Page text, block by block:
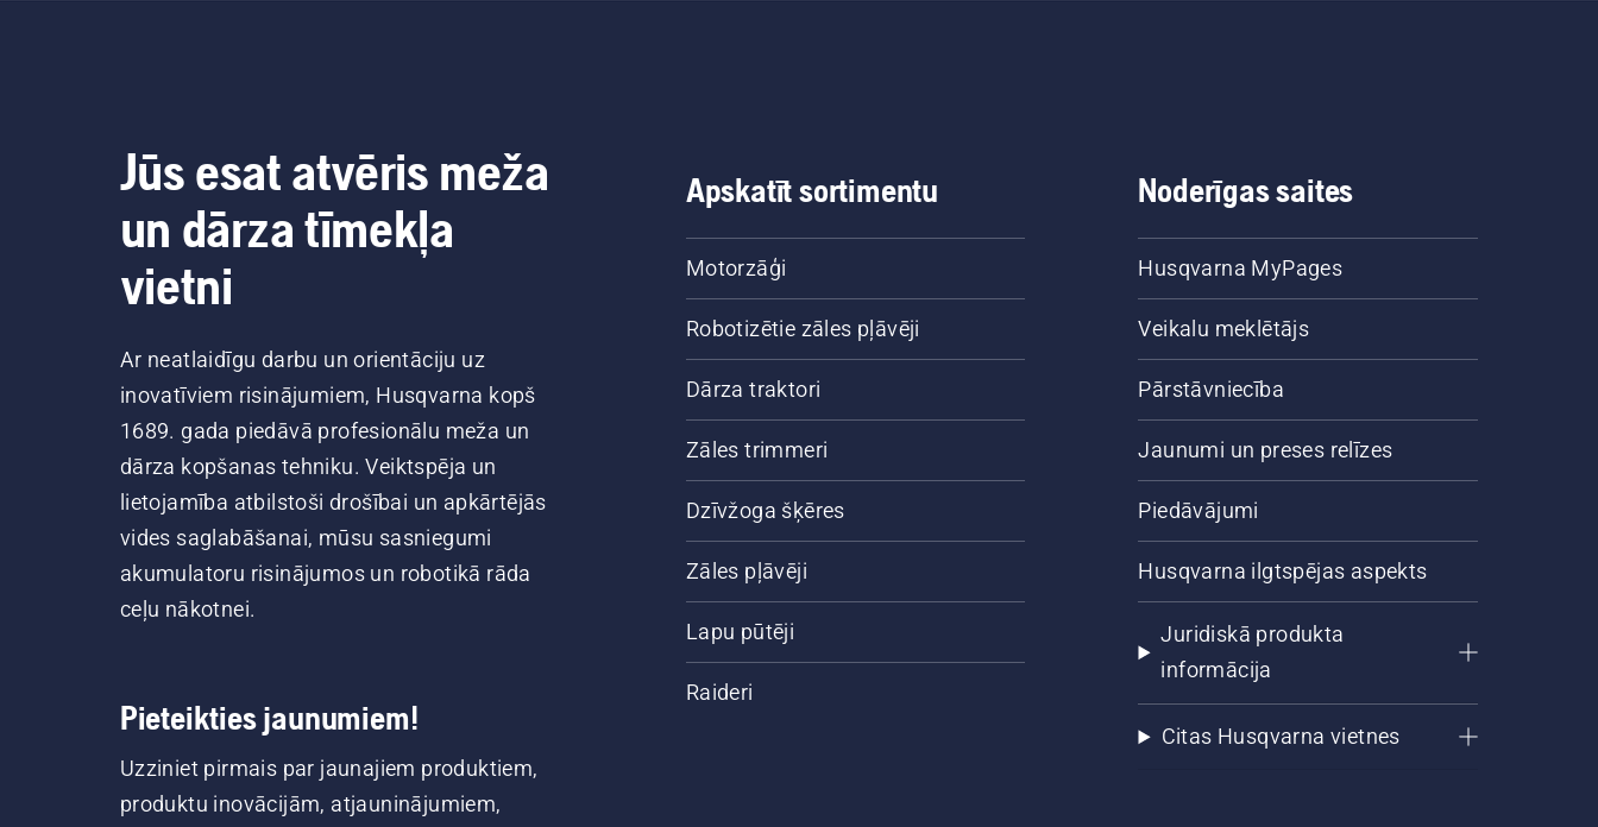
Jūs esat atvēris meža
un dārza tīmekļa
vietni
Ar neatlaidīgu darbu un orientāciju uz
inovatīviem risinājumiem, Husqvarna kopš
1689. gada piedāvā profesionālu meža un
dārza kopšanas tehniku. Veiktspēja un
lietojamība atbilstoši drošībai un apkārtējās
vides saglabāšanai, mūsu sasniegumi
akumulatoru risinājumos un robotikā rāda
ceļu nākotnei.
Pieteikties jaunumiem!
Uzziniet pirmais par jaunajiem produktiem,
produktu inovācijām, atjauninājumiem,
Apskatīt sortimentu
Motorzāģi
Robotizētie zāles pļāvēji
Dārza traktori
Zāles trimmeri
Dzīvžoga šķēres
Zāles pļāvēji
Lapu pūtēji
Raideri
Noderīgas saites
Husqvarna MyPages
Veikalu meklētājs
Pārstāvniecība
Jaunumi un preses relīzes
Piedāvājumi
Husqvarna ilgtspējas aspekts
Juridiskā produkta
informācija
Citas Husqvarna vietnes